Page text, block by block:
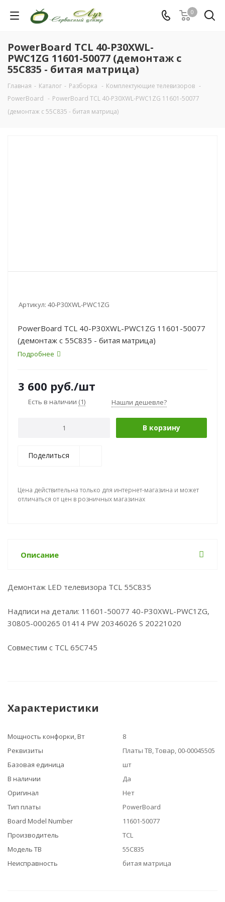
0
PowerBoard TCL 40-P30XWL-
PWC1ZG 11601-50077 (демонтаж с
55C835 - битая матрица)
Главная - Каталог - Разборка - Комплектующие телевизоров -
PowerBoard - PowerBoard TCL 40-P30XWL-PWC1ZG 11601-50077
(демонтаж с 55C835 - битая матрица)
Артикул: 40-P30XWL-PWC1ZG
PowerBoard TCL 40-P30XWL-PWC1ZG 11601-50077
(демонтаж с 55C835 - битая матрица)
Подробнее
3 600 руб./шт
Есть в наличии (1) Нашли дешевле?
В корзину
Поделиться
Цена действительна только для интернет-магазина и может
отличаться от цен в розничных магазинах
Описание
Демонтаж LED телевизора TCL 55C835
Надписи на детали: 11601-50077 40-P30XWL-PWC1ZG,
30805-000265 01414 PW 20346026 S 20221020
Совместим с TCL 65C745
Характеристики
Мощность конфорки, Вт
8
Реквизиты
Платы ТВ, Товар, 00-00045505
Базовая единица
шт
В наличии
Да
Оригинал
Нет
Тип платы
PowerBoard
Board Model Number
11601-50077
Производитель
TCL
Модель ТВ
55C835
Неисправность
битая матрица